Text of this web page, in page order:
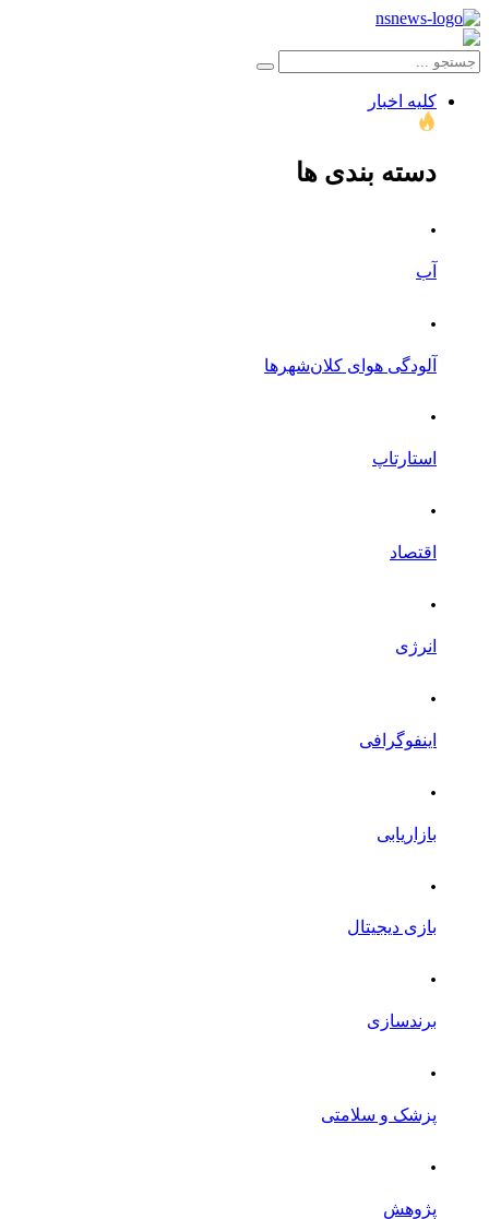
کلیه اخبار
دسته بندی ها
.
آب
.
آلودگی هوای کلان‌شهرها
.
استارتاپ
.
اقتصاد
.
انرژی
.
اینفوگرافی
.
بازاریابی
.
بازی دیجیتال
.
برندسازی
.
پزشک و سلامتی
.
پژوهش